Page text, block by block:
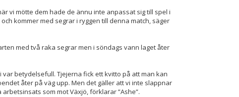
vi mötte dem hade de ännu inte anpassat sig till spel i
kommer med segrar i ryggen till denna match, säger
med två raka segrar men i söndags vann laget åter
var betydelsefull. Tjejerna fick ett kvitto på att man kan
åter på väg upp. Men det gäller att vi inte slappnar
som mot Växjö, förklarar ”Ashe”.